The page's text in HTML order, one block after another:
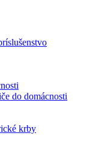
do domácnosti
krby